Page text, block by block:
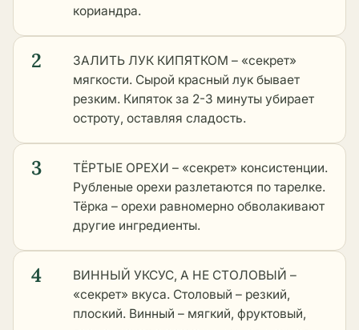
кориандра.
2
ЗАЛИТЬ ЛУК КИПЯТКОМ – «секрет»
мягкости. Сырой красный лук бывает
резким. Кипяток за 2-3 минуты убирает
остроту, оставляя сладость.
3
ТЁРТЫЕ ОРЕХИ – «секрет» консистенции.
Рубленые орехи разлетаются по тарелке.
Тёрка – орехи равномерно обволакивают
другие ингредиенты.
4
ВИННЫЙ УКСУС, А НЕ СТОЛОВЫЙ –
«секрет» вкуса. Столовый – резкий,
плоский. Винный – мягкий, фруктовый,